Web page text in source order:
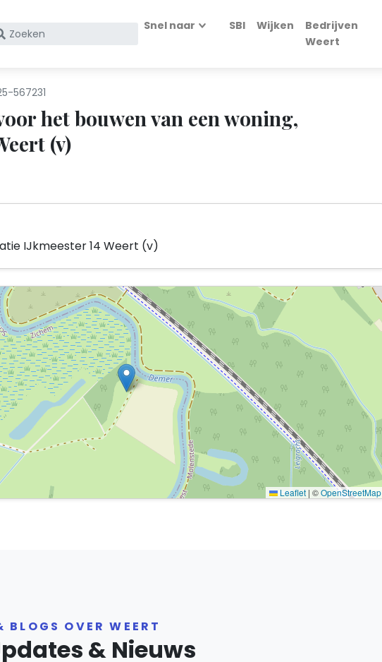
Zoek
of
nummer
Snel naar SBI Wijken
Bedrijven
Weert
567231
het bouwen van een woning,
(v)
IJkmeester 14 Weert (v)
Leaflet | ©OpenStreetMap
BLOGS OVER WEERT
& Nieuws